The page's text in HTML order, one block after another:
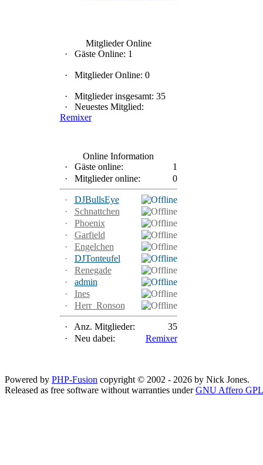
Mitglieder Online
·
Gäste Online: 1
· Mitglieder Online: 0
·
Mitglieder insgesamt: 35
·
Neuestes Mitglied:
Remixer
Online Information
·
Gäste online:
1
·
Mitglieder online: 0
·
DJBullsEye
·
Schnattchen
·
Phoenix
·
Garfield
·
Engelchen
·
DJTonteufel
·
Renegade
·
admin
·
Ines
·
Herr_Ronson
· Anz. Mitglieder:
35
·
Neu dabei: Remixer
Powered by PHP-Fusion copyright © 2002 - 2026 by Nick Jones.
Released as free software without warranties underGNU Affero GPL